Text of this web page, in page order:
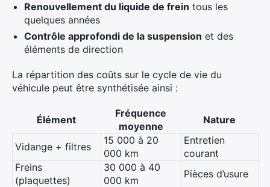
Renouvellement du liquide de frein tous les
quelques années
Contrôle approfondi de la suspension et des
éléments de direction
La répartition des coûts sur le cycle de vie du
véhicule peut être synthétisée ainsi :
Élément
Fréquence
moyenne
Nature
Vidange + filtres
15 000 à 20
000 km
Entretien
courant
Freins
(plaquettes)
30 000 à 40
000 km
Pièces d’usure